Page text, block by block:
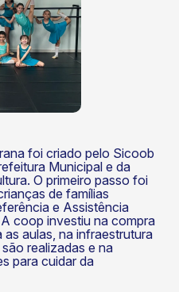
foi criado pelo Sicoob
Municipal e da
O primeiro passo foi
de famílias
e Assistência
coop investiu na compra
aulas, na infraestrutura
realizadas e na
para cuidar da